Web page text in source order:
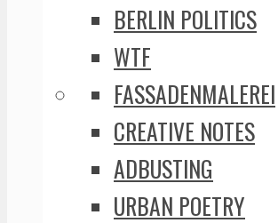
BERLIN POLITICS
WTF
FASSADENMALEREI
CREATIVE NOTES
ADBUSTING
URBAN POETRY